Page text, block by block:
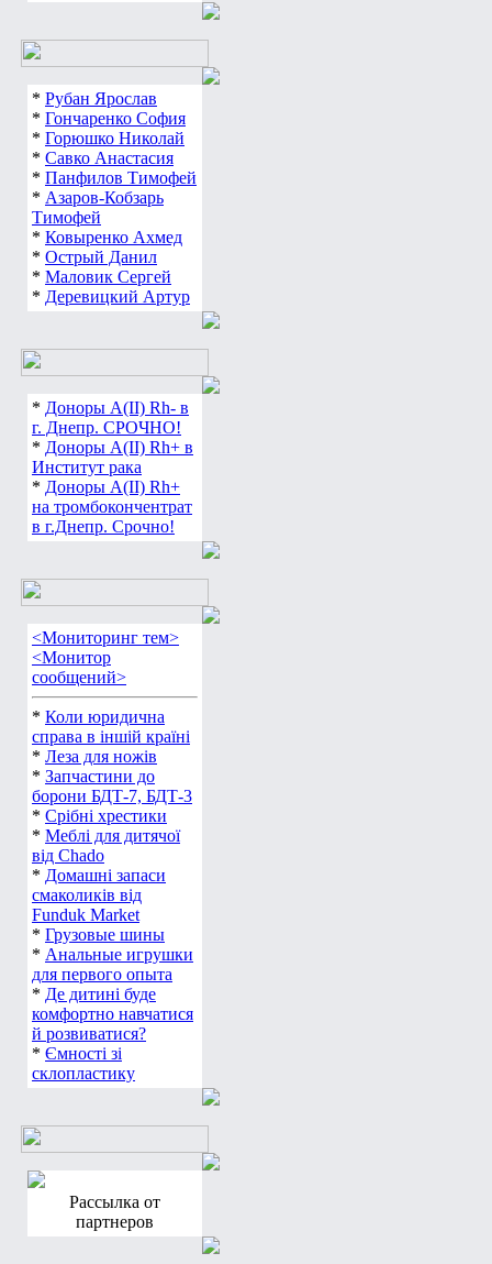
* Рубан Ярослав
* Гончаренко София
* Горюшко Николай
* Савко Анастасия
* Панфилов Тимофей
* Азаров-Кобзарь
Тимофей
* Ковыренко Ахмед
* Острый Данил
* Маловик Сергей
* Деревицкий Артур
* Доноры А(ІІ) Rh- в
г. Днепр. СРОЧНО!
* Доноры А(ІІ) Rh+ в
Институт рака
* Доноры А(ІІ) Rh+
на тромбокончентрат
в г.Днепр. Срочно!
<Мониторинг тем>
<Монитор
сообщений>
* Коли юридична
справа в іншій країні
* Леза для ножів
* Запчастини до
борони БДТ-7, БДТ-3
* Срібні хрестики
* Меблі для дитячої
від Chado
* Домашні запаси
смаколиків від
Funduk Market
* Грузовые шины
* Анальные игрушки
для первого опыта
* Де дитині буде
комфортно навчатися
й розвиватися?
* Ємності зі
склопластику
Рассылка от
партнеров